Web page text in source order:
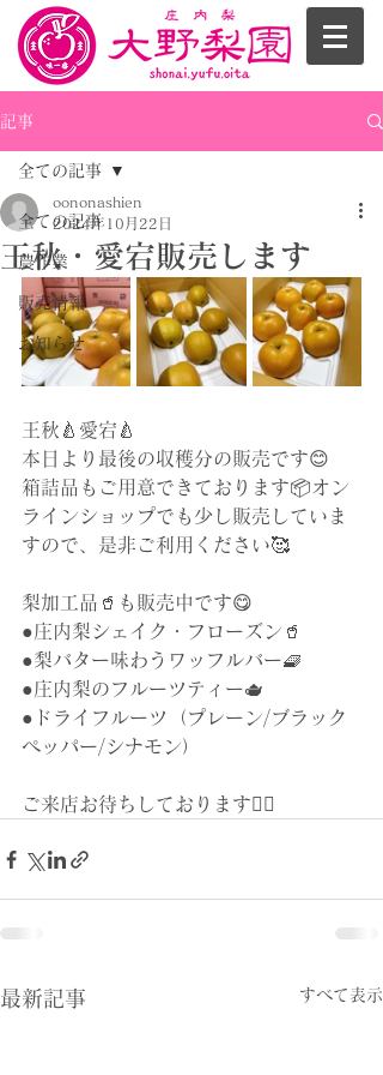
記事
全ての記事
農作業
販売情報
お知らせ
全ての記事
王秋・愛宕販売します
oononashien
2024年10月22日
王秋🍐愛宕🍐
本日より最後の収穫分の販売です😊
箱詰品もご用意できております📦オン
ラインショップでも少し販売していま
すので、是非ご利用ください🥰
梨加工品🥤も販売中です😋
●庄内梨シェイク・フローズン🥤
●梨バター味わうワッフルバー🧇
●庄内梨のフルーツティー🫖
●ドライフルーツ（プレーン/ブラック
ペッパー/シナモン）
ご来店お待ちしております🙇‍♀️
最新記事 すべて表示